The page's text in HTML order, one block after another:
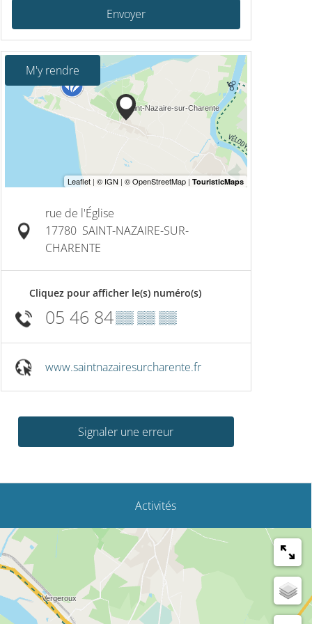
Envoyer
M'y rendre
rue de l'Église
17780 SAINT-NAZAIRE-SUR-
CHARENTE
Cliquez pour afficher le(s) numéro(s)
05 46 84▒▒ ▒▒ ▒▒
www.saintnazairesurcharente.fr
Signaler une erreur
Activités